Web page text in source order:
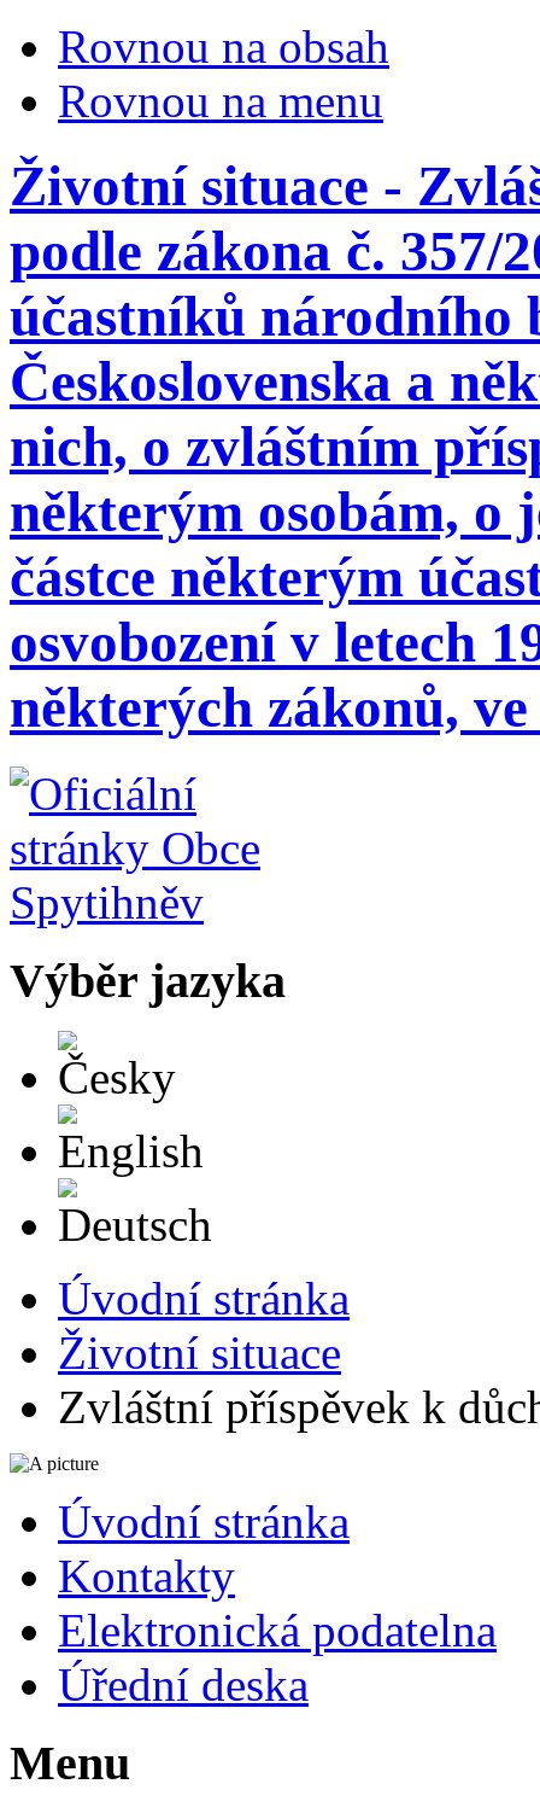
Rovnou na obsah
Rovnou na menu
Životní situace -
podle zákona č. 357/
účastníků národního
Československa a
nich, o zvláštním
některým osobám, o
částce některým
osvobození v letech
některých zákonů,
Výběr jazyka
Úvodní stránka
Životní situace
Zvláštní příspěvek k
Úvodní stránka
Kontakty
Elektronická podatelna
Úřední deska
Menu